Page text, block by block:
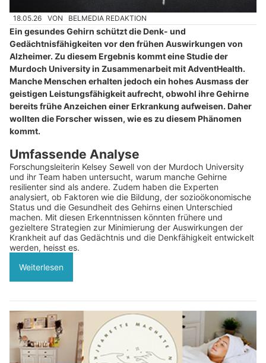
18.05.26 VON BELMEDIA REDAKTION
Ein gesundes Gehirn schützt die Denk- und
Gedächtnisfähigkeiten vor den frühen Auswirkungen von
Alzheimer. Zu diesem Ergebnis kommt eine Studie der
Murdoch University in Zusammenarbeit mit AdventHealth.
Manche Menschen erhalten jedoch ein hohes Ausmass der
geistigen Leistungsfähigkeit aufrecht, obwohl ihre Gehirne
bereits frühe Anzeichen einer Erkrankung aufweisen. Daher
wollten die Forscher wissen, wie es zu diesem Phänomen
kommt.
Umfassende Analyse
Forschungsleiterin Kelsey Sewell von der Murdoch University
und ihr Team haben untersucht, warum manche Gehirne
resilienter sind als andere. Zudem haben die Experten
analysiert, ob Faktoren wie die Bildung, der sozioökonomische
Status und die Gesundheit des Gehirns einen Unterschied
machen. Mit diesen Erkenntnissen könnten frühere und
gezieltere Strategien zur Minimierung der Auswirkungen der
Krankheit auf das Gedächtnis und die Denkfähigkeit entwickelt
werden, heisst es.
Weiterlesen